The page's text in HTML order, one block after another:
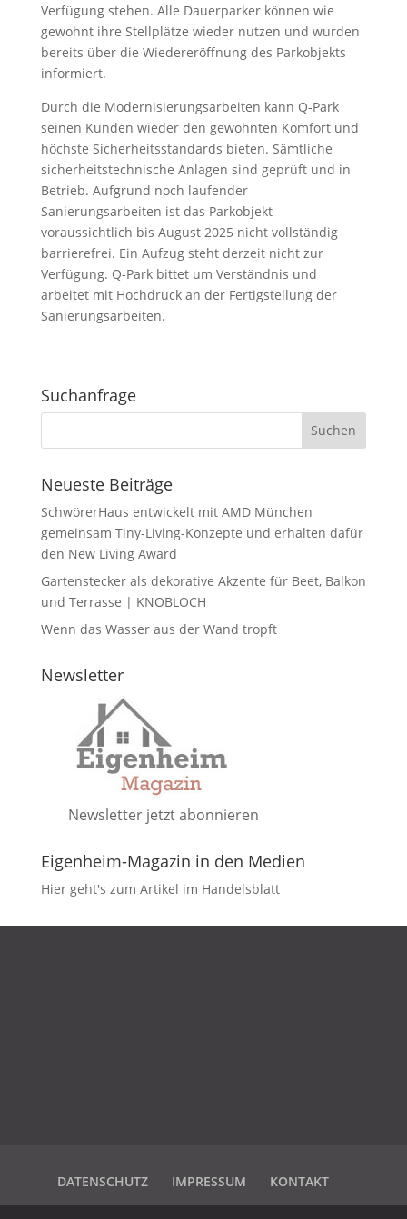
Verfügung stehen. Alle Dauerparker können wie
gewohnt ihre Stellplätze wieder nutzen und wurden
bereits über die Wiedereröffnung des Parkobjekts
informiert.
Durch die Modernisierungsarbeiten kann Q-Park
seinen Kunden wieder den gewohnten Komfort und
höchste Sicherheitsstandards bieten. Sämtliche
sicherheitstechnische Anlagen sind geprüft und in
Betrieb. Aufgrund noch laufender
Sanierungsarbeiten ist das Parkobjekt
voraussichtlich bis August 2025 nicht vollständig
barrierefrei. Ein Aufzug steht derzeit nicht zur
Verfügung. Q-Park bittet um Verständnis und
arbeitet mit Hochdruck an der Fertigstellung der
Sanierungsarbeiten.
Suchanfrage
Neueste Beiträge
SchwörerHaus entwickelt mit AMD München
gemeinsam Tiny-Living-Konzepte und erhalten dafür
den New Living Award
Gartenstecker als dekorative Akzente für Beet, Balkon
und Terrasse | KNOBLOCH
Wenn das Wasser aus der Wand tropft
Newsletter
Newsletter jetzt abonnieren
Eigenheim-Magazin in den Medien
Hier geht's zum Artikel im Handelsblatt
DATENSCHUTZ
DATENSCHUTZ IMPRESSUM KONTAKT